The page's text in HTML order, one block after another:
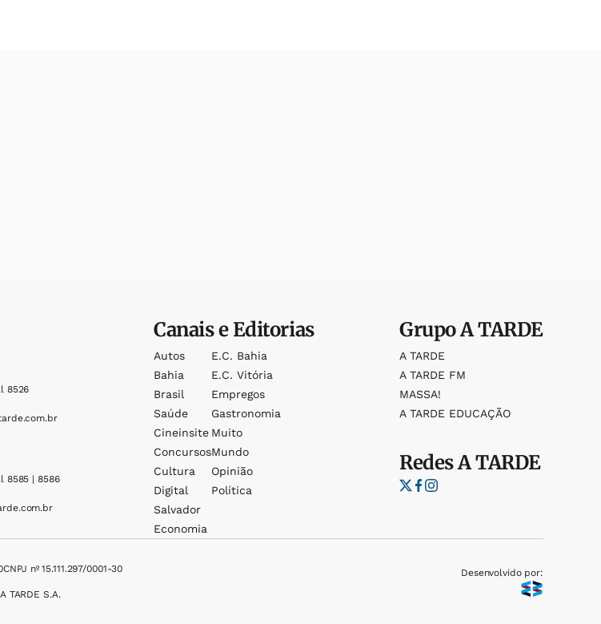
8526
8585 | 8586
Canais e Editorias
Autos
Bahia
Brasil
Saúde
Cineinsite
Concursos
Cultura
Digital
Salvador
Economia
E.c. Bahia
E.c. Vitória
Empregos
Gastronomia
Muito
Mundo
Opinião
Política
GrupoA TARDE
A TARDE
A TARDE FM
MASSA!
A TARDE EDUCAÇÃO
RedesA TARDE
CNPJ nº 15.111.297/0001-30
TARDE S.A.
Desenvolvido por: